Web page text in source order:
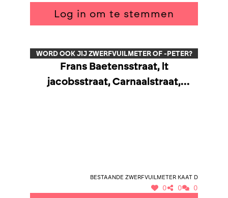
Log in om te stemmen
WORD OOK JIJ ZWERFVUILMETER OF -PETER?
Frans Baetensstraat, lt
jacobsstraat, Carnaalstraat,
Bestaande zwerfvuilmeter Kaat D
0 0 0